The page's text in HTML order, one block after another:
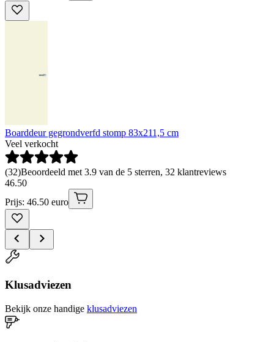
Boarddeur gegrondverfd stomp 83x211,5 cm
Veel verkocht
(32)Beoordeeld met 3.9 van de 5 sterren, 32 klantreviews
46.50
Prijs: 46.50 euro
Klusadviezen
Bekijk onze handige klusadviezen